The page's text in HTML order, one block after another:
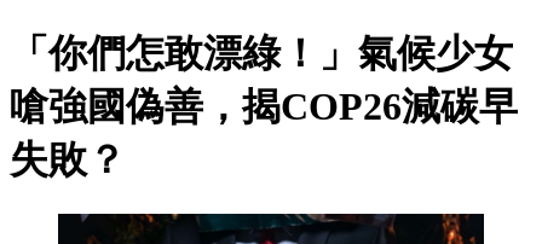
「你們怎敢漂綠！」氣候少女
嗆強國偽善，揭COP26減碳早
失敗？